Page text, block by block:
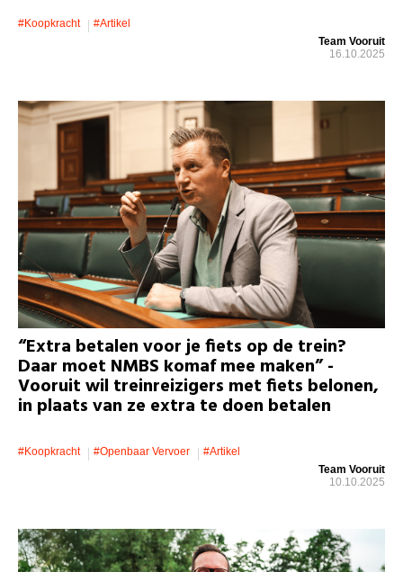
#koopkracht
#artikel
Team Vooruit
16.10.2025
“Extra betalen voor je fiets op de trein?
Daar moet NMBS komaf mee maken” -
Vooruit wil treinreizigers met fiets belonen,
in plaats van ze extra te doen betalen
#koopkracht #openbaar Vervoer
#artikel
Team Vooruit
10.10.2025